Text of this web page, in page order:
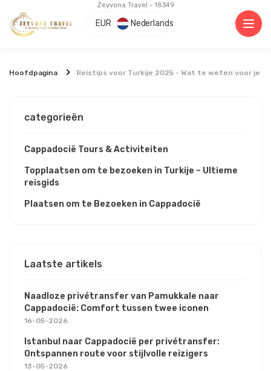
Zeyvona Travel - 18349
EUR Nederlands
Hoofdpagina Reistips voor Turkije 2025 - Wat te weten voor je
categorieën
Cappadocië Tours & Activiteiten
Topplaatsen om te bezoeken in Turkije – Ultieme
reisgids
Plaatsen om te Bezoeken in Cappadocië
Laatste artikels
Naadloze privétransfer van Pamukkale naar
Cappadocië: Comfort tussen twee iconen
16-05-2026
Istanbul naar Cappadocië per privétransfer:
Ontspannen route voor stijlvolle reizigers
13-05-2026